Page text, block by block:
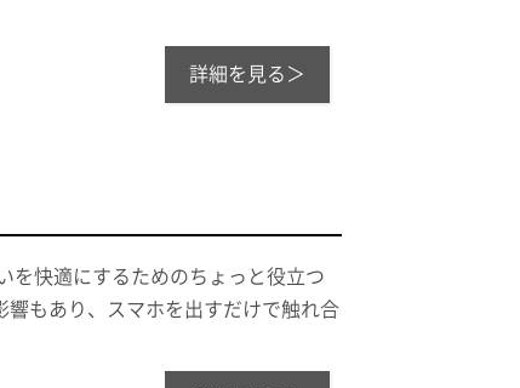
詳細を見る＞
を快適にするためのちょっと役立つ
もあり、スマホを出すだけで触れ合